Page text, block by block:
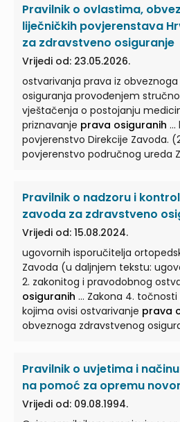
ovog Pravilnika prestaje vrijediti
ostvarivanjaprava osiguranih... vijeće
zavoda za zdravstveno
održanoj 24. studenoga 1999.
PRAVILNIK O NAČINU
...
Pravilnik o ovlastima,
liječničkih povjerenstava
za zdravstveno osiguranje
Vrijedi od: 23.05.2026.
ostvarivanja prava iz
osiguranja provođenjem
vještačenja o postojanju
priznavanje prava osiguranih ... liječničko
povjerenstvo Direkcije Zavoda.
povjerenstvo područnog ureda
povjerenstva Direkcije Zavoda
ostvarivanja prava osiguranih
stupnju odnosno ... u prvom stupnju u postupcima
ostvarivanja prava na
upućivanja na liječenje u
ostvarivanjuprava osiguranih... stupnju
liječničko povjerenstvo
drugom stupnju liječničko
Zavoda. (4) U ostvarivanju
Pravilnik o nadzoru i
zavoda za zdravstveno
Vrijedi od: 15.08.2024.
ugovornih isporučitelja
Zavoda (u daljnjem tekstu:
2. zakonitog i pravodobnog
osiguranih ... Zakona 4. točnosti podataka i činjenica o
kojima ovisi ostvarivanje prava
obveznoga zdravstvenog
ugovornih subjekata Zavoda,
osiguranih... ugovornog subjekta Zavoda, u cilju
utvrđivanja činjenica vezanih uz
ugovorom preuzetih obveza,
Pravilnik o uvjetima i
na pomoć za opremu
Vrijedi od: 09.08.1994.